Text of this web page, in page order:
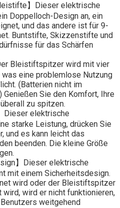
】Dieser elektrische
Doppelloch-Design an, ein
und das andere ist für 9-
Buntstifte, Skizzenstifte und
für das Schärfen
Bleistiftspitzer wird mit vier
eine problemlose Nutzung
(Batterien nicht im
Genießen Sie den Komfort, Ihre
zu spitzen.
Dieser elektrische
starke Leistung, drücken Sie
und es kann leicht das
beenden. Die kleine Größe
】Dieser elektrische
mit einem Sicherheitsdesign.
wird oder der Bleistiftspitzer
wird er nicht funktionieren,
weitgehend